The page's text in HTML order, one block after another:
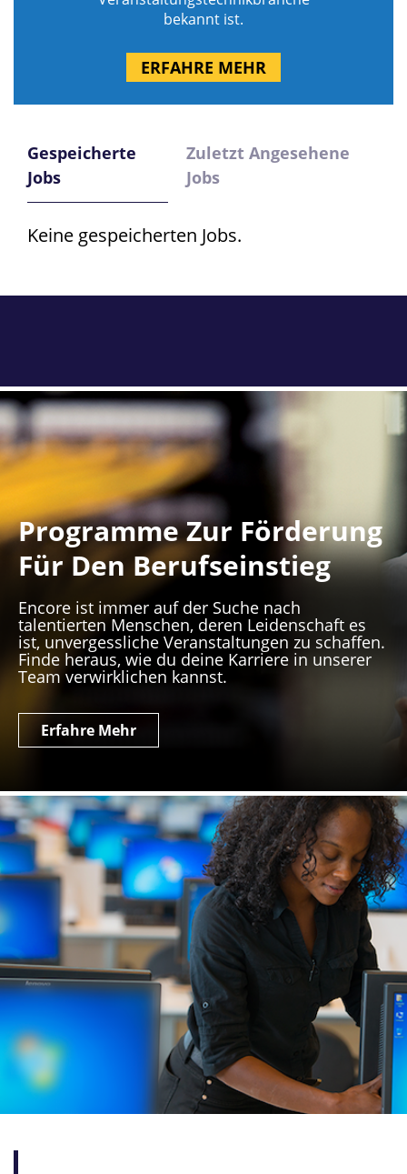
bekannt ist.
ERFAHRE MEHR
Gespeicherte
Jobs
Zuletzt Angesehene
Jobs
Keine gespeicherten Jobs.
Programme Zur Förderung
Für Den Berufseinstieg
Encore ist immer auf der Suche nach
talentierten Menschen, deren Leidenschaft es
ist, unvergessliche Veranstaltungen zu schaffen.
Finde heraus, wie du deine Karriere in unserer
Team verwirklichen kannst.
Erfahre Mehr